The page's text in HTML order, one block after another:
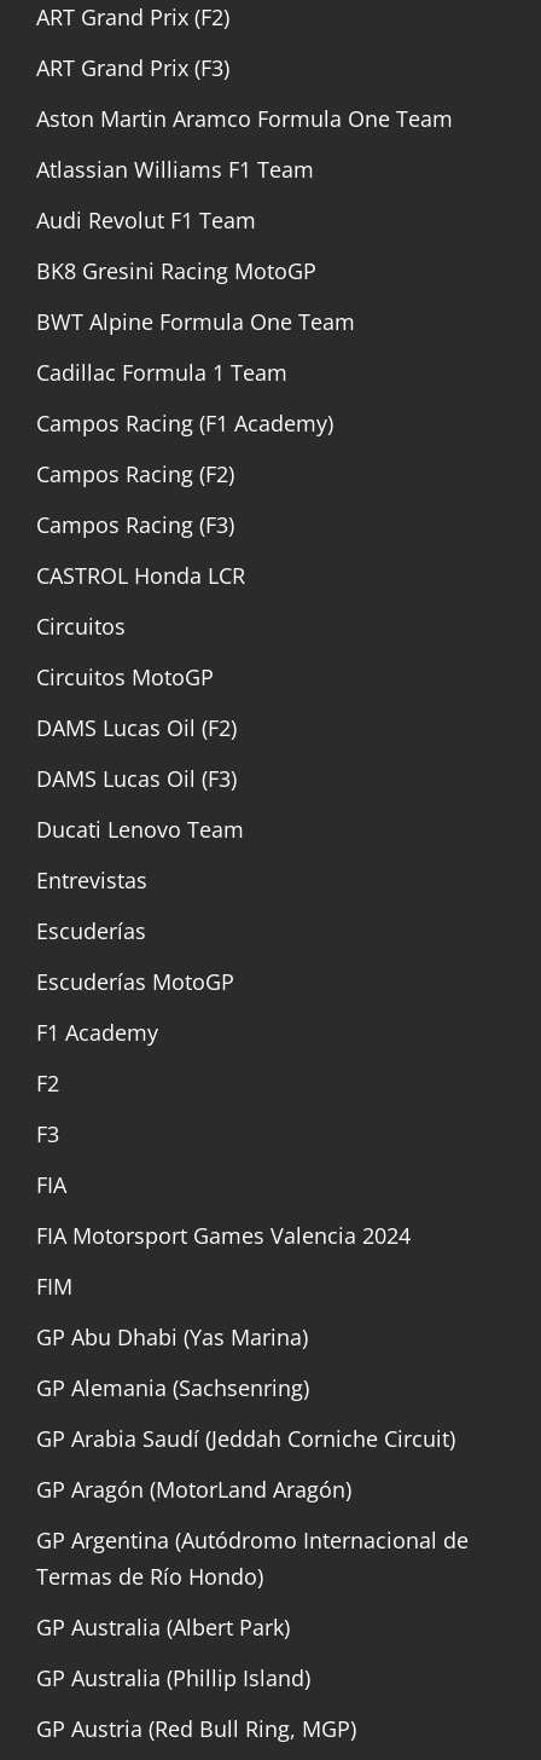
ART Grand Prix (F2)
ART Grand Prix (F3)
Aston Martin Aramco Formula One Team
Atlassian Williams F1 Team
Audi Revolut F1 Team
BK8 Gresini Racing MotoGP
BWT Alpine Formula One Team
Cadillac Formula 1 Team
Campos Racing (F1 Academy)
Campos Racing (F2)
Campos Racing (F3)
CASTROL Honda LCR
Circuitos
Circuitos MotoGP
DAMS Lucas Oil (F2)
DAMS Lucas Oil (F3)
Ducati Lenovo Team
Entrevistas
Escuderías
Escuderías MotoGP
F1 Academy
F2
F3
FIA
FIA Motorsport Games Valencia 2024
FIM
GP Abu Dhabi (Yas Marina)
GP Alemania (Sachsenring)
GP Arabia Saudí (Jeddah Corniche Circuit)
GP Aragón (MotorLand Aragón)
GP Argentina (Autódromo Internacional de
Termas de Río Hondo)
GP Australia (Albert Park)
GP Australia (Phillip Island)
GP Austria (Red Bull Ring, MGP)